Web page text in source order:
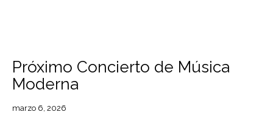
Próximo Concierto de Música
Moderna
marzo 6, 2026